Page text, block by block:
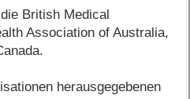
British Medical
Association of Australia,
herausgegebenen